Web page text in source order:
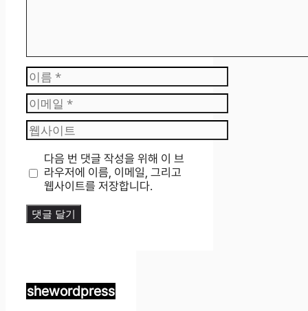
이
름
이
메
일
웹
사
트
다음 번 댓글 작성을 위해 이 브
라우저에 이름, 이메일, 그리고
웹사이트를 저장합니다.
shewordpress